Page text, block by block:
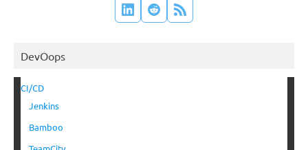
DevOops
CI/CD
Jenkins
Bamboo